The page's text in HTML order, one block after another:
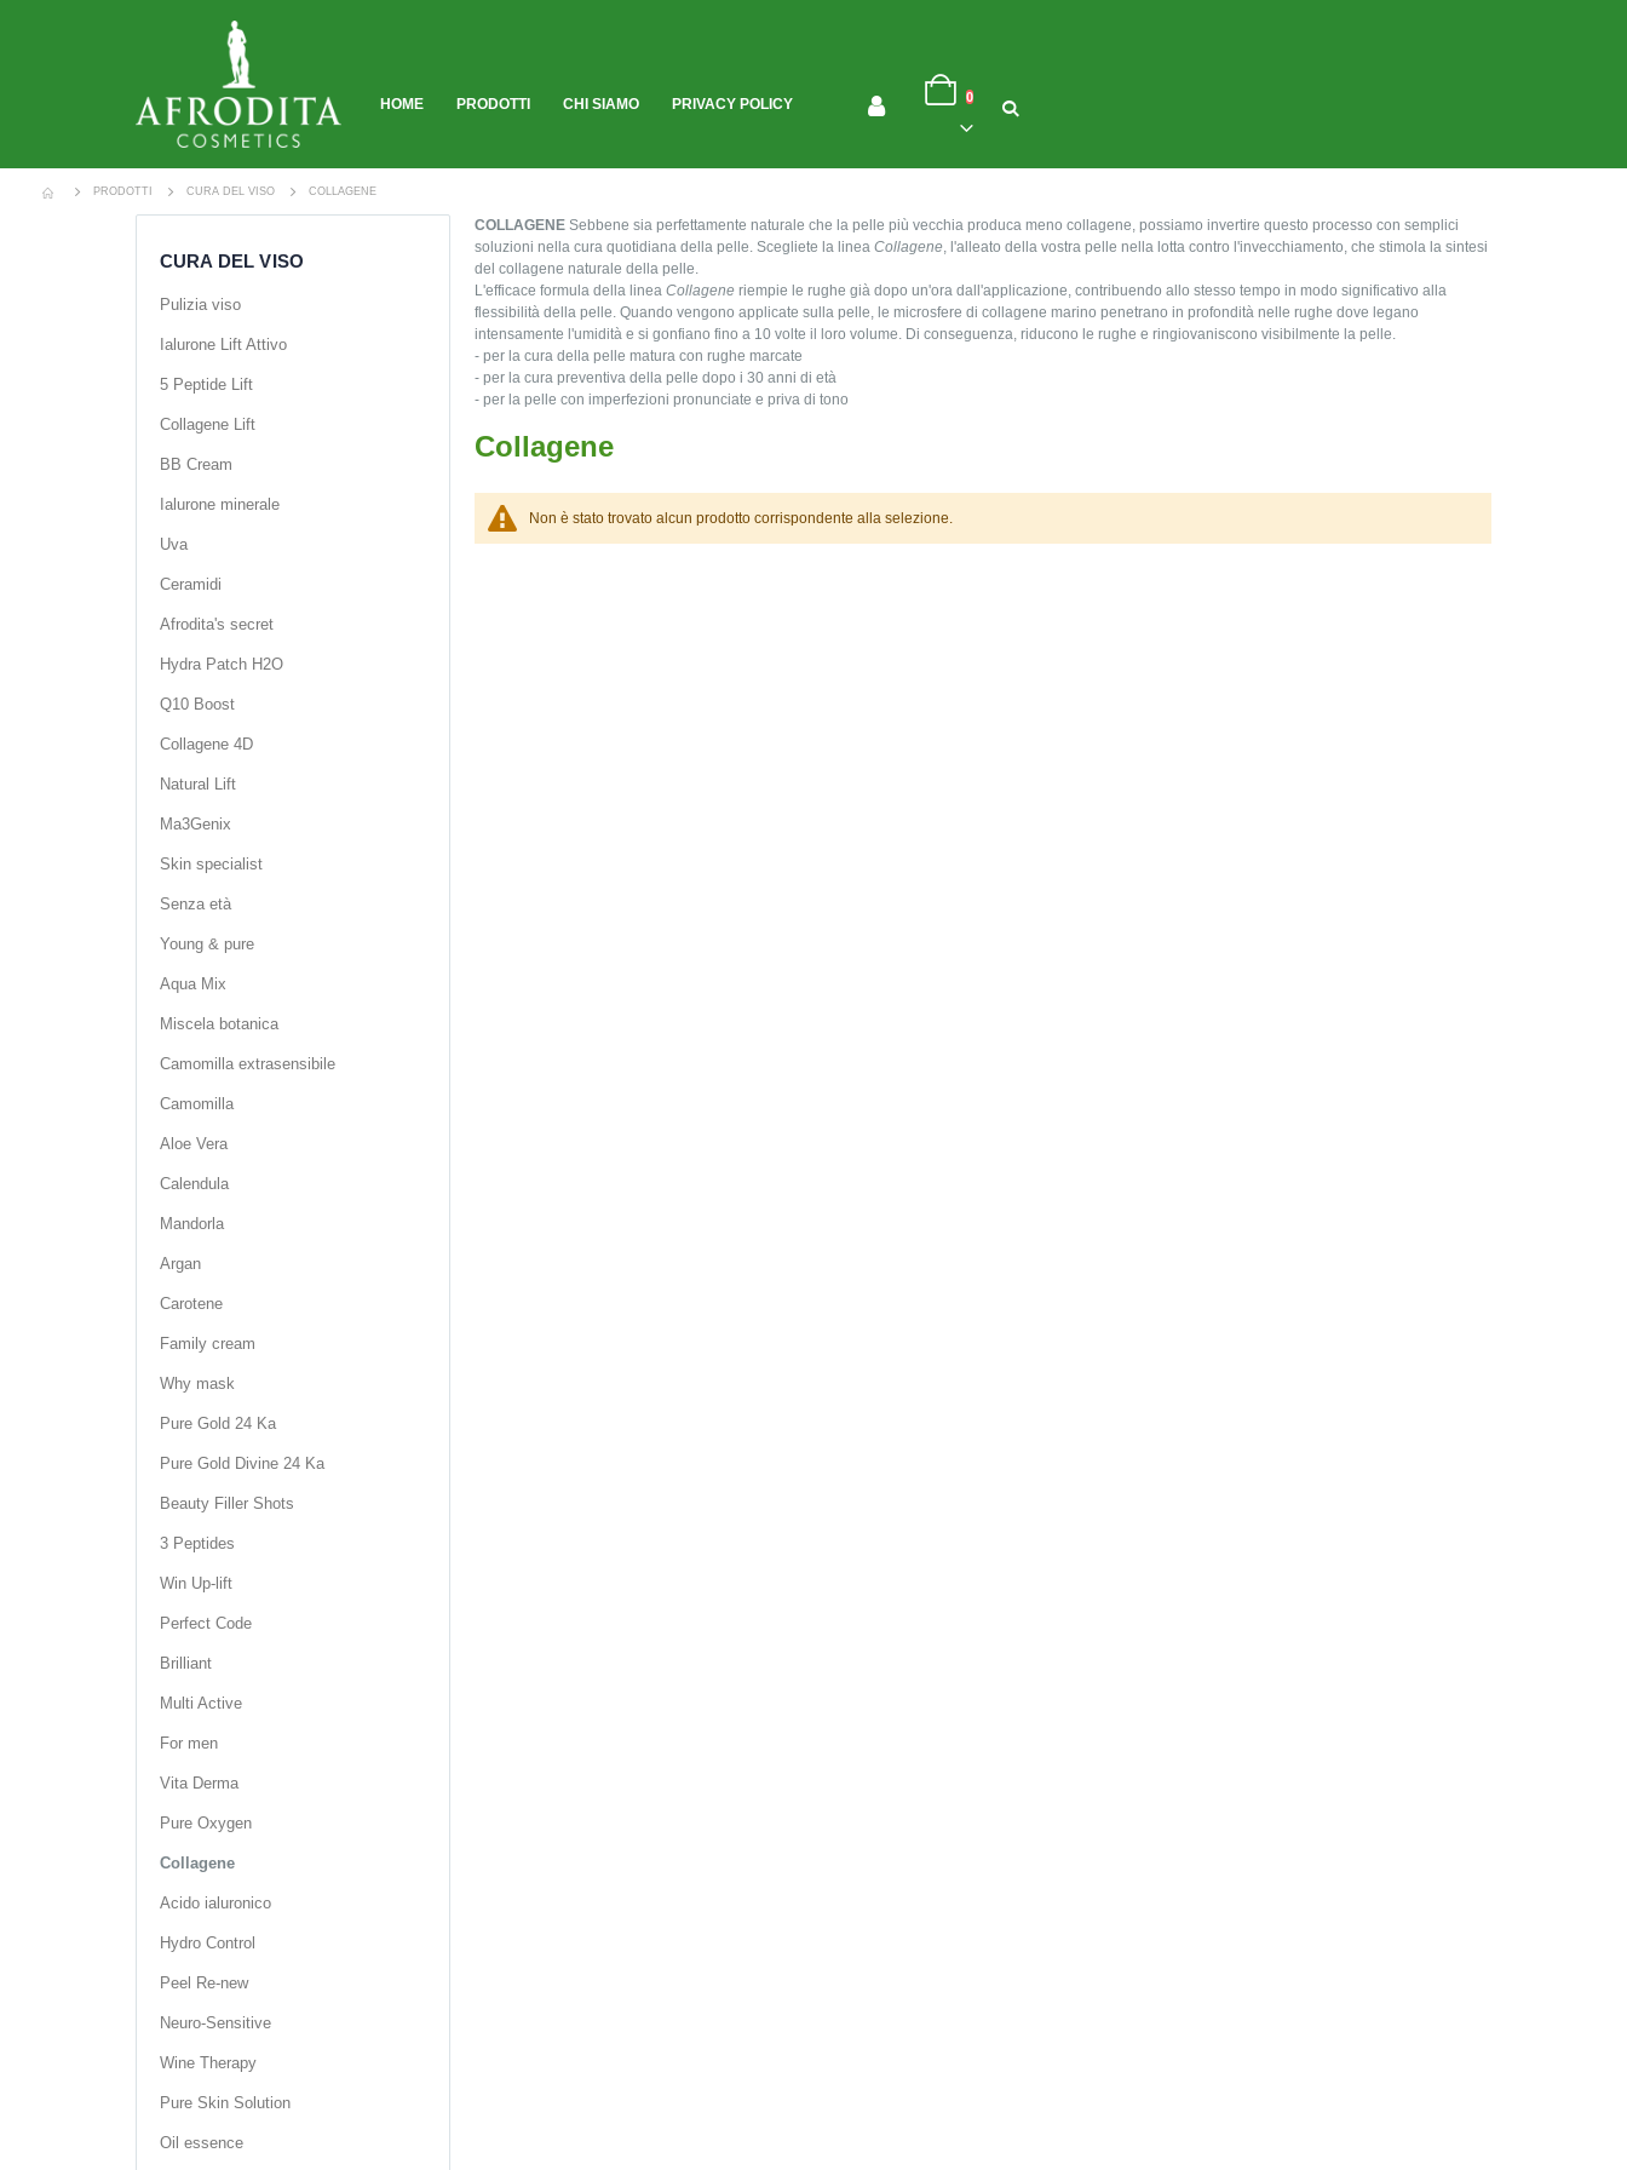
HOME PRODOTTI CHI SIAMO PRIVACY POLICY
contenuto
0
PRODOTTI CURA DEL VISO COLLAGENE
COLLAGENE Sebbene sia perfettamente naturale che la pelle più vecchia produca meno collagene, possiamo invertire questo processo con semplici
soluzioni nella cura quotidiana della pelle. Scegliete la linea Collagene, l'alleato della vostra pelle nella lotta contro l'invecchiamento, che stimola la sintesi
del collagene naturale della pelle.
L'efficace formula della linea Collagene riempie le rughe già dopo un'ora dall'applicazione, contribuendo allo stesso tempo in modo significativo alla
flessibilità della pelle. Quando vengono applicate sulla pelle, le microsfere di collagene marino penetrano in profondità nelle rughe dove legano
intensamente l'umidità e si gonfiano fino a 10 volte il loro volume. Di conseguenza, riducono le rughe e ringiovaniscono visibilmente la pelle.
- per la cura della pelle matura con rughe marcate
- per la cura preventiva della pelle dopo i 30 anni di età
- per la pelle con imperfezioni pronunciate e priva di tono
Collagene
Non è stato trovato alcun prodotto corrispondente alla selezione.
CURA DEL VISO
Pulizia viso
Ialurone Lift Attivo
5 Peptide Lift
Collagene Lift
BB Cream
Ialurone minerale
Uva
Ceramidi
Afrodita's secret
Hydra Patch H2O
Q10 Boost
Collagene 4D
Natural Lift
Ma3Genix
Skin specialist
Senza età
Young & pure
Aqua Mix
Miscela botanica
Camomilla extrasensibile
Camomilla
Aloe Vera
Calendula
Mandorla
Argan
Carotene
Family cream
Why mask
Pure Gold 24 Ka
Pure Gold Divine 24 Ka
Beauty Filler Shots
3 Peptides
Win Up-lift
Perfect Code
Brilliant
Multi Active
For men
Vita Derma
Pure Oxygen
Collagene
Acido ialuronico
Hydro Control
Peel Re-new
Neuro-Sensitive
Wine Therapy
Pure Skin Solution
Oil essence